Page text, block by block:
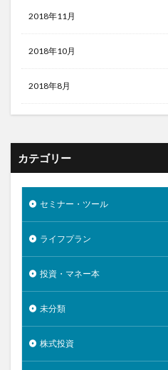
2018年11月
2018年10月
2018年8月
カテゴリー
セミナー・ツール
ライフプラン
投資・マネー本
未分類
株式投資